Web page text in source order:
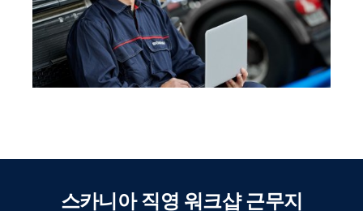
스카니아 직영 워크샵 근무지